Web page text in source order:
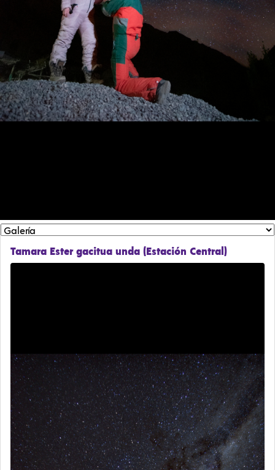
Tamara Ester gacitua unda (Estación Central)